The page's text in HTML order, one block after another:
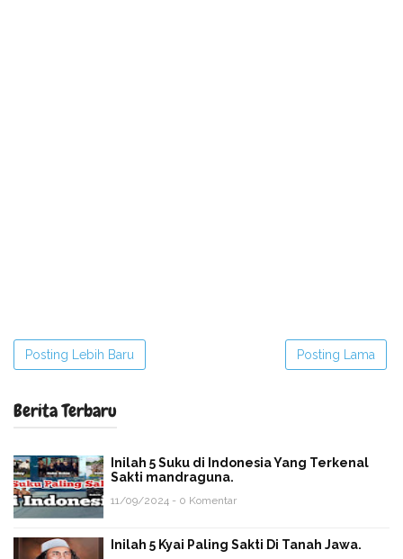
Posting Lebih Baru Posting Lama
Berita Terbaru
Inilah 5 Suku di Indonesia Yang Terkenal
Sakti mandraguna.
11/09/2024 - 0 Komentar
Inilah 5 Kyai Paling Sakti Di Tanah Jawa.